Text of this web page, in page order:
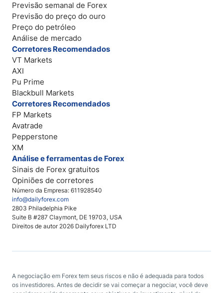
Número da Empresa: 611928540
info@dailyforex.com
2803 Philadelphia Pike
Suite B #287 Claymont, DE 19703, USA
Direitos de autor 2026 Dailyforex LTD
Previsão semanal de Forex
Previsão do preço do ouro
Preço do petróleo
Análise de mercado
Corretores Recomendados
VT Markets
AXI
Pu Prime
Blackbull Markets
Corretores Recomendados
FP Markets
Avatrade
Pepperstone
XM
Análise e ferramentas de Forex
Sinais de Forex gratuitos
Opiniões de corretores
A negociação em Forex tem seus riscos e não é adequada para todos
os investidores. Antes de decidir se vai começar a negociar, você deve